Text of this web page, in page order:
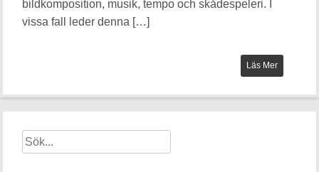
bildkomposition, musik, tempo och skådespeleri. I
vissa fall leder denna […]
Läs Mer